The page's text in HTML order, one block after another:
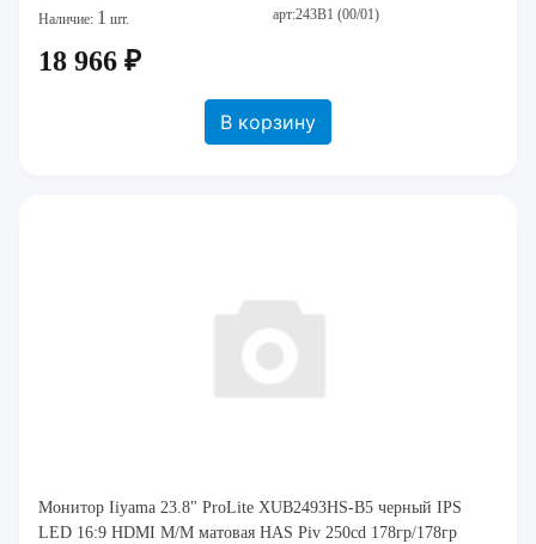
Наличие: 1 шт. арт:243B1 (00/01)
18 966 ₽
В корзину
Монитор Iiyama 23.8" ProLite XUB2493HS-B5 черный IPS
LED 16:9 HDMI M/M матовая HAS Piv 250cd 178гр/178гр